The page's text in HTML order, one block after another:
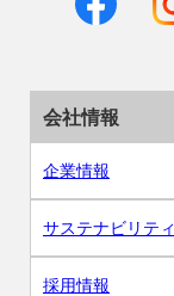
会社情報
企業情報
サステナビリティ
採用情報